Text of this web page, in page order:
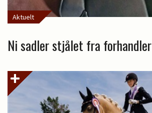
Aktuelt
Ni sadler stjålet fra forhandler